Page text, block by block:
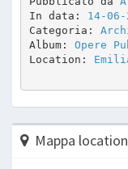
In data: 14-06-
Categoria:
Album: Opere
Location:
Mappa